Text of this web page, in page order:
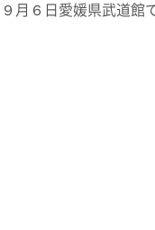
９月６日愛媛県